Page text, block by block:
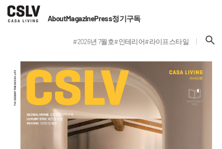
AboutMagazinePress정기구독
#2026년 7월호#인테리어#라이프스타일